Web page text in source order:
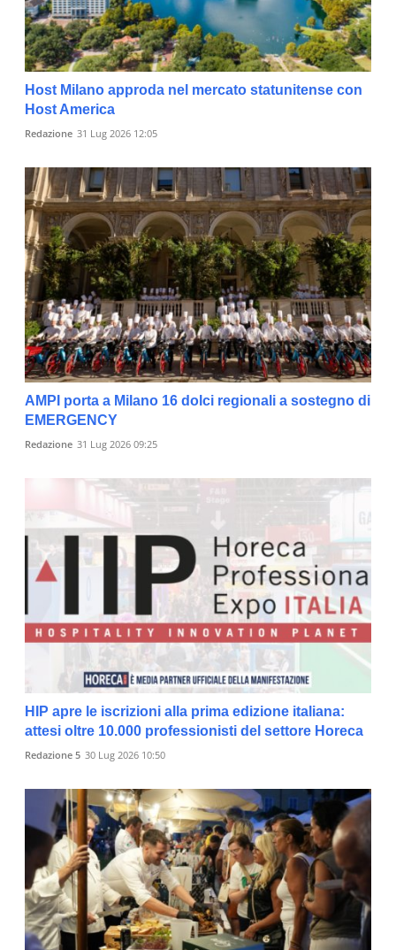
Host Milano approda nel mercato statunitense con
Host America
Redazione 31 Lug 2026 12:05
AMPI porta a Milano 16 dolci regionali a sostegno di
EMERGENCY
Redazione 31 Lug 2026 09:25
HIP apre le iscrizioni alla prima edizione italiana:
attesi oltre 10.000 professionisti del settore Horeca
Redazione 5 30 Lug 2026 10:50